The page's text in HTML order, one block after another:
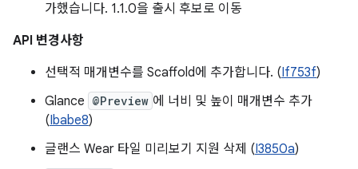
가했습니다. 1.1.0을 출시 후보로 이동
API 변경사항
선택적 매개변수를 Scaffold에 추가합니다. (If753f)
Glance @Preview 에 너비 및 높이 매개변수 추가
(Ibabe8)
글랜스 Wear 타일 미리보기 지원 삭제 (I3850a)